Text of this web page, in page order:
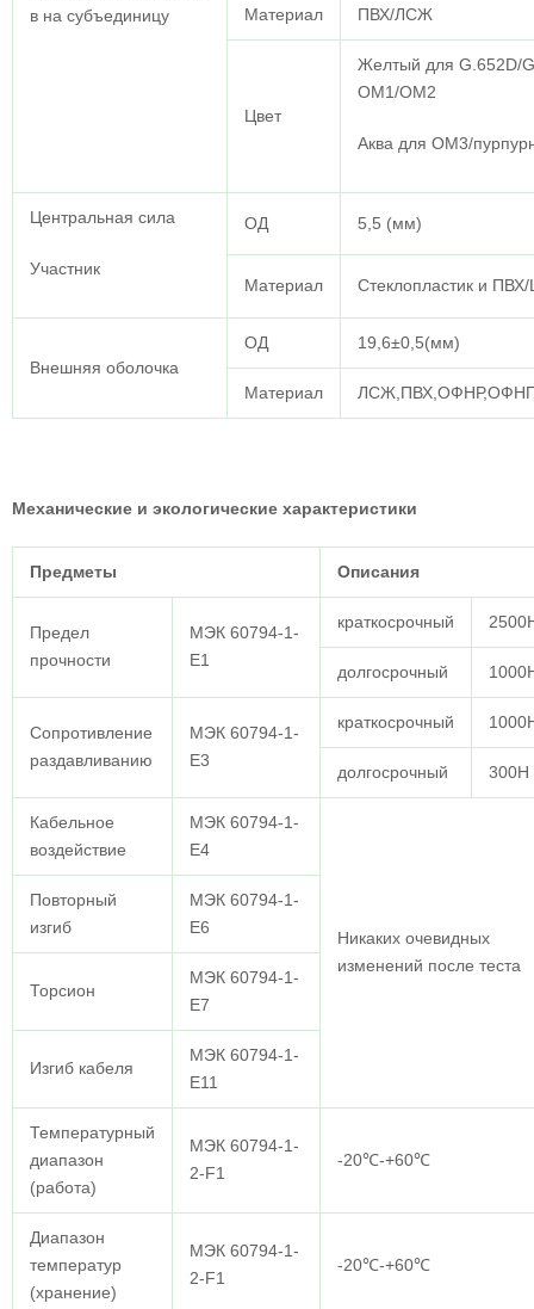
в на субъединицу
Материал ПВХ/ЛСЖ
Цвет
Желтый для G.652D/
OM1/OM2
Аква для OM3/
Центральная сила
Участник
ОД 5,5 (мм)
Материал Стеклопластик и ПВХ/
Внешняя оболочка
ОД 19,6±0,5(мм)
Материал
Механические и экологические характеристики
Предметы Описания
Предел
прочности
МЭК 60794-1-
Е1
краткосрочный
долгосрочный
Сопротивление
раздавливанию
МЭК 60794-1-
E3
краткосрочный
долгосрочный 300Н
Кабельное
воздействие
МЭК 60794-1-
E4
Никаких очевидных
изменений после теста
Повторный
изгиб
МЭК 60794-1-
E6
Торсион
МЭК 60794-1-
E7
Изгиб кабеля
МЭК 60794-1-
E11
Температурный
диапазон
(работа)
МЭК 60794-1-
2-F1
-20℃-+60℃
Диапазон
температур
(хранение)
МЭК 60794-1-
2-F1
-20℃-+60℃